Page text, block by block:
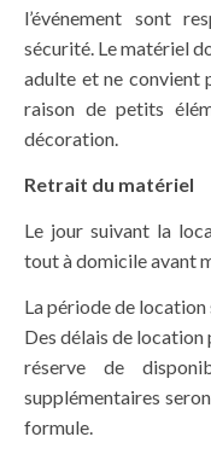
l’événement sont
sécurité. Le matériel
adulte et ne convient
raison de petits
décoration.
Retrait du matériel
Le jour suivant la
tout à domicile avant
La période de location
Des délais de location
réserve de
supplémentaires
formule.